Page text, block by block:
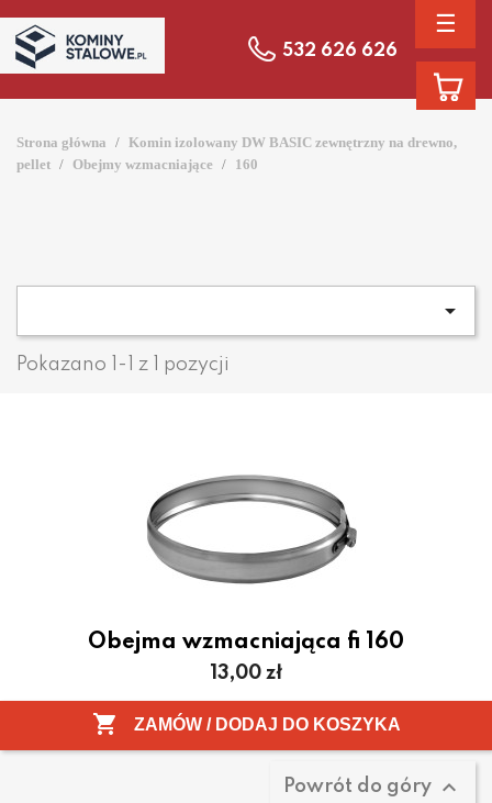
☰
532 626 626
Strona główna
Komin izolowany DW BASIC zewnętrzny na drewno,
pellet
Obejmy wzmacniające 160

Pokazano 1-1 z 1 pozycji
Obejma wzmacniająca fi 160
Cena
13,00 zł
 ZAMÓW / DODAJ DO KOSZYKA
Pokazano 1-1 z 1 pozycji
Powrót do góry 